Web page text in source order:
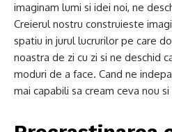
imaginam lumi si idei noi, ne
Creierul nostru construieste
spatiu in jurul lucrurilor pe care
noastra de zi cu zi si ne deschid
moduri de a face. Cand ne
mai capabili sa cream ceva nou